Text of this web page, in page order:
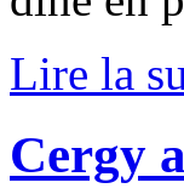
Lire la
Cergy